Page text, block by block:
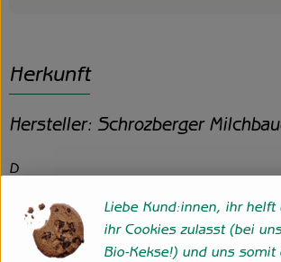
Herkunft
Hersteller: Schrozberger
D
Molkereigenossenschaft Hohenlohe-
Liebe Kund:innen, ihr helft
ihr Cookies zulasst (bei
Bio-Kekse!) und uns somit